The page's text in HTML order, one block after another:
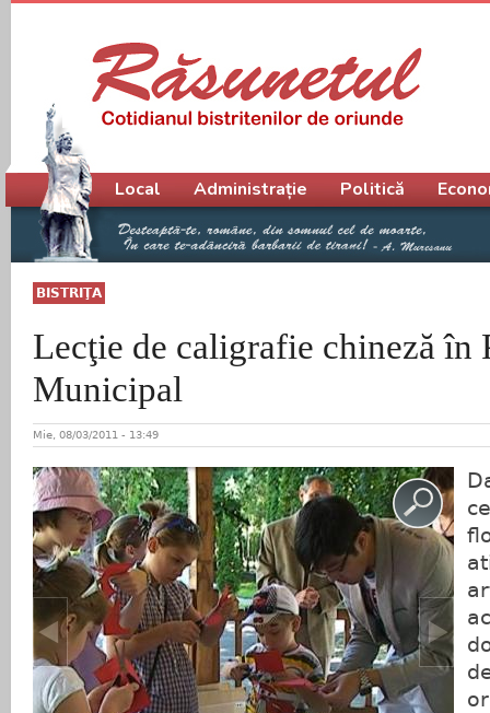
BISTRIŢA
Lecţie de caligrafie chineză în
Municipal
Mie, 08/03/2011 - 13:49
Meniu principal
Local Administrație Politică